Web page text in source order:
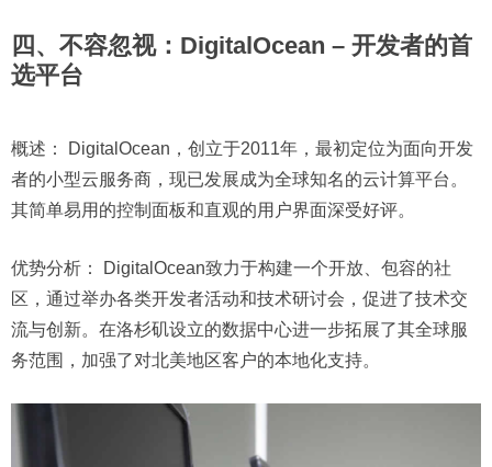
四、不容忽视：DigitalOcean – 开发者的首
选平台
概述：
DigitalOcean，创立于2011年，最初定位为面向开发
者的小型云服务商，现已发展成为全球知名的云计算平台。
其简单易用的控制面板和直观的用户界面深受好评。
优势分析：
DigitalOcean致力于构建一个开放、包容的社
区，通过举办各类开发者活动和技术研讨会，促进了技术交
流与创新。在洛杉矶设立的数据中心进一步拓展了其全球服
务范围，加强了对北美地区客户的本地化支持。